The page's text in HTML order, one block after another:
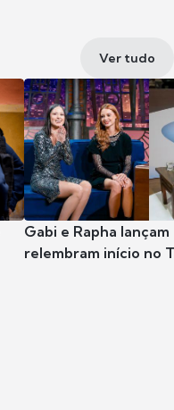
Ver tudo
Gabi e Rapha
relembram início no